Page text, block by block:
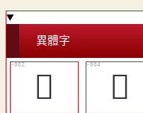
異體字
󴱀 󴱁